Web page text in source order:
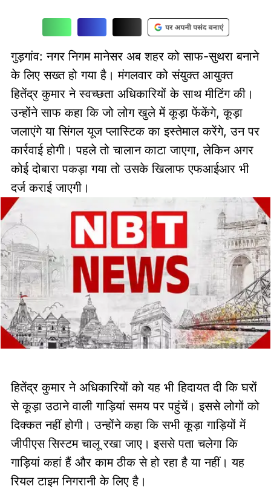
गुड़गांव: नगर निगम मानेसर अब शहर को साफ-सुथरा बनाने
के लिए सख्त हो गया है। मंगलवार को संयुक्त आयुक्त
हितेंद्र कुमार ने स्वच्छता अधिकारियों के साथ मीटिंग की।
उन्होंने साफ कहा कि जो लोग खुले में कूड़ा फेंकेंगे, कूड़ा
जलाएंगे या सिंगल यूज प्लास्टिक का इस्तेमाल करेंगे, उन पर
कार्रवाई होगी। पहले तो चालान काटा जाएगा, लेकिन अगर
कोई दोबारा पकड़ा गया तो उसके खिलाफ एफआईआर भी
दर्ज कराई जाएगी।
हितेंद्र कुमार ने अधिकारियों को यह भी हिदायत दी कि घरों
से कूड़ा उठाने वाली गाड़ियां समय पर पहुंचें। इससे लोगों को
दिक्कत नहीं होगी। उन्होंने कहा कि सभी कूड़ा गाड़ियों में
जीपीएस सिस्टम चालू रखा जाए। इससे पता चलेगा कि
गाड़ियां कहां हैं और काम ठीक से हो रहा है या नहीं। यह
रियल टाइम निगरानी के लिए है।